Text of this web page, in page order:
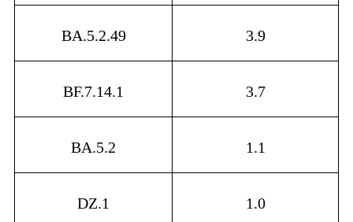
BA.5.2.49 3.9
BF.7.14.1 3.7
BA.5.2 1.1
DZ.1 1.0